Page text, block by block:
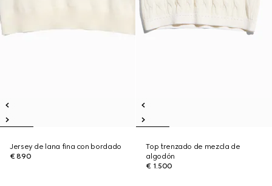
Jersey de lana fina con bordado
€ 890
Top trenzado de mezcla de
algodón
€ 1.500